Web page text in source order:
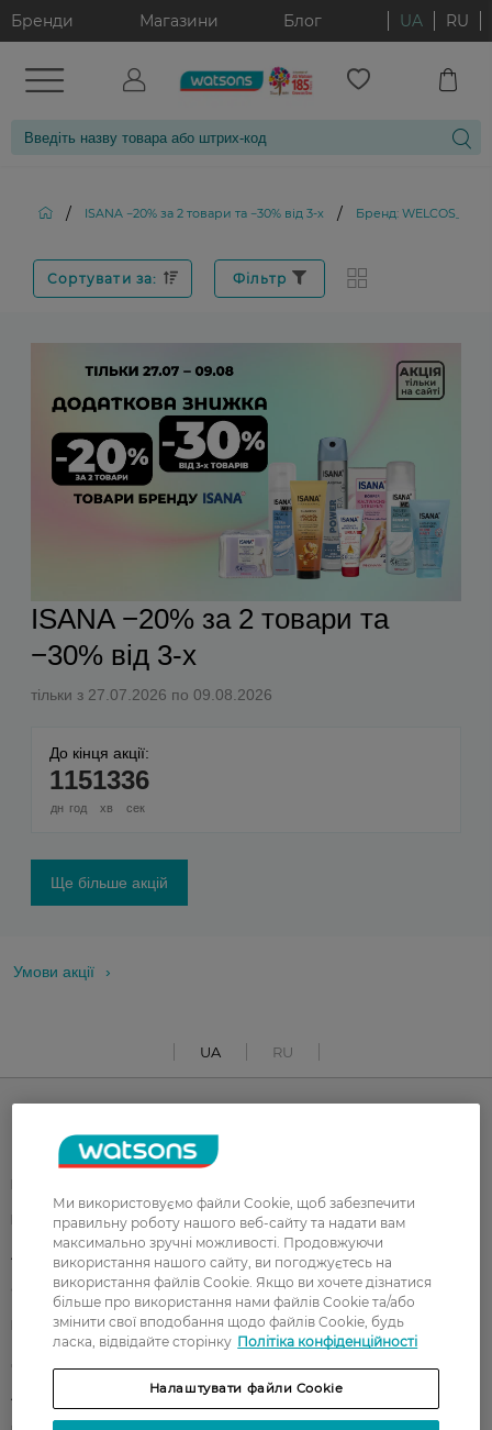
Бренди Магазини Блог UA RU
/ ISANA −20% за 2 товари та −30% від 3-х / Бренд: WELCOS_B7
Сортувати за: Фільтр
ISANA −20% за 2 товари та
−30% від 3-х
тільки з 27.07.2026 по 09.08.2026
До кінця акції:
1
дн
15
год
13
хв
36
сек
Ще більше акцій
Умови акції
UA RU
Каталог
Парфуми Здоров'я
Акції
Обличчя Тіло
Подарунки Діти
Аксесуари Дерматокосметика
Ми використовуємо файли Cookie, щоб забезпечити
правильну роботу нашого веб-сайту та надати вам
максимально зручні можливості. Продовжуючи
використання нашого сайту, ви погоджуєтесь на
використання файлів Cookie. Якщо ви хочете дізнатися
більше про використання нами файлів Cookie та/або
змінити свої вподобання щодо файлів Cookie, будь
ласка, відвідайте сторінку Політіка конфіденційності
Налаштувати файли Cookie